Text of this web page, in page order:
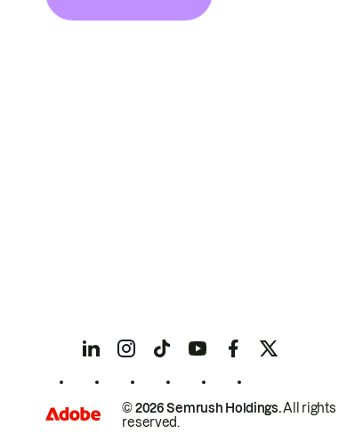
© 2026 Semrush Holdings.All rights
reserved.